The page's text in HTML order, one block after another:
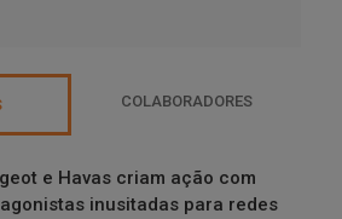
COLABORADORES
e Havas criam ação com
inusitadas para redes